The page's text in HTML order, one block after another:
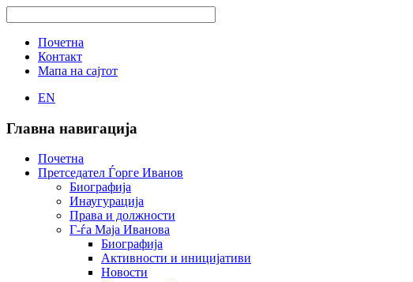
Почетна
Контакт
Мапа на сајтот
EN
Главна навигација
Почетна
Претседател Ѓорге Иванов
Биографија
Инаугурација
Права и должности
Г-ѓа Маја Иванова
Биографија
Активности и иницијативи
Новости